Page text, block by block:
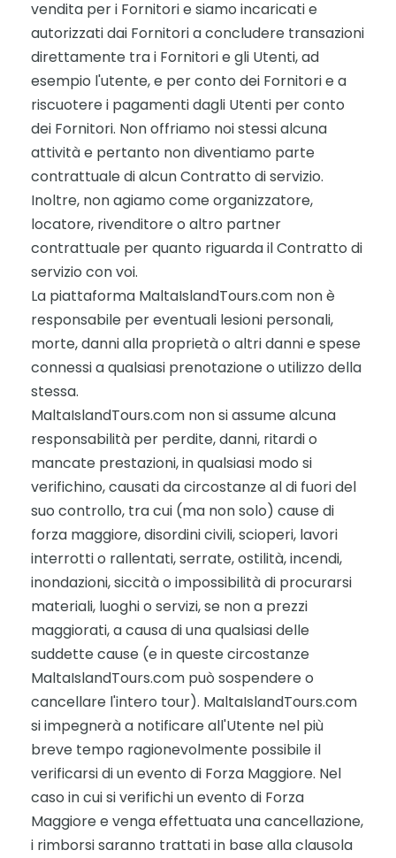
vendita per i Fornitori e siamo incaricati e
autorizzati dai Fornitori a concludere transazioni
direttamente tra i Fornitori e gli Utenti, ad
esempio l'utente, e per conto dei Fornitori e a
riscuotere i pagamenti dagli Utenti per conto
dei Fornitori. Non offriamo noi stessi alcuna
attività e pertanto non diventiamo parte
contrattuale di alcun Contratto di servizio.
Inoltre, non agiamo come organizzatore,
locatore, rivenditore o altro partner
contrattuale per quanto riguarda il Contratto di
servizio con voi.
La piattaforma MaltaIslandTours.com non è
responsabile per eventuali lesioni personali,
morte, danni alla proprietà o altri danni e spese
connessi a qualsiasi prenotazione o utilizzo della
stessa.
MaltaIslandTours.com non si assume alcuna
responsabilità per perdite, danni, ritardi o
mancate prestazioni, in qualsiasi modo si
verifichino, causati da circostanze al di fuori del
suo controllo, tra cui (ma non solo) cause di
forza maggiore, disordini civili, scioperi, lavori
interrotti o rallentati, serrate, ostilità, incendi,
inondazioni, siccità o impossibilità di procurarsi
materiali, luoghi o servizi, se non a prezzi
maggiorati, a causa di una qualsiasi delle
suddette cause (e in queste circostanze
MaltaIslandTours.com può sospendere o
cancellare l'intero tour). MaltaIslandTours.com
si impegnerà a notificare all'Utente nel più
breve tempo ragionevolmente possibile il
verificarsi di un evento di Forza Maggiore. Nel
caso in cui si verifichi un evento di Forza
Maggiore e venga effettuata una cancellazione,
i rimborsi saranno trattati in base alla clausola